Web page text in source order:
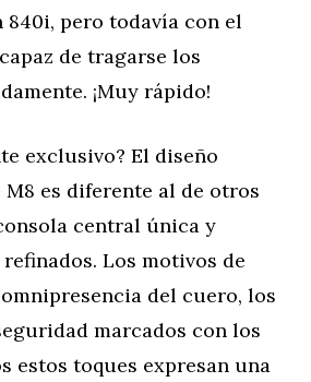
840i, pero todavía con el
de tragarse los
¡Muy rápido!
exclusivo? El diseño
es diferente al de otros
central única y
Los motivos de
del cuero, los
marcados con los
estos toques expresan una